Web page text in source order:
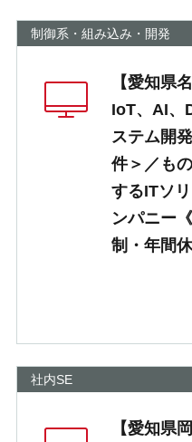
制御系・組み込み・開発
【愛知県
IoT、AI、
ステム開
件＞／も
するITソ
ンパニー
制・年間
社内SE
【愛知県